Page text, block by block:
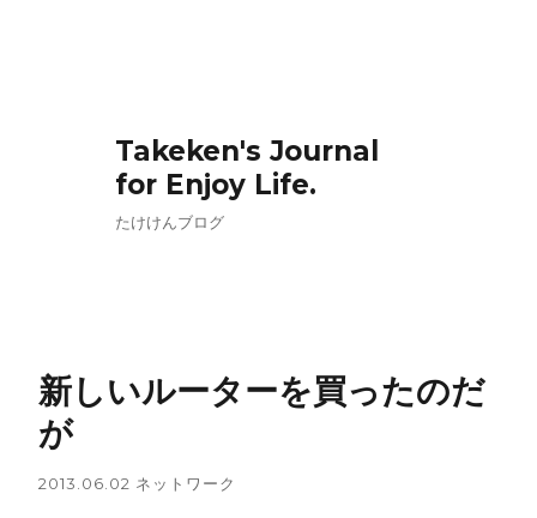
Takeken's Journal
for Enjoy Life.
たけけんブログ
新しいルーターを買ったのだ
が
2013.06.02 ネットワーク